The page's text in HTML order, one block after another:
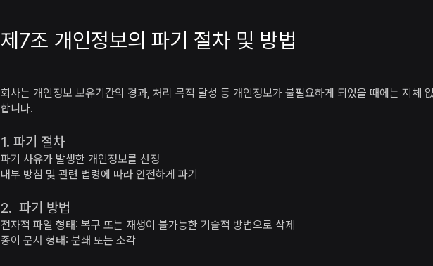
제7조 개인정보의 파기 절차 및 방법
회사는 개인정보 보유기간의 경과, 처리 목적 달성 등 개인정보가 불필요하게 되었을 때에는 지체
합니다.
1. 파기 절차
파기 사유가 발생한 개인정보를 선정
내부 방침 및 관련 법령에 따라 안전하게 파기
2. 파기 방법
전자적 파일 형태: 복구 또는 재생이 불가능한 기술적 방법으로 삭제
종이 문서 형태: 분쇄 또는 소각